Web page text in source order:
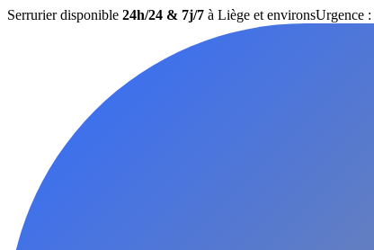
Serrurier disponible 24h/24 & 7j/7 à Liège et environsUrgence :